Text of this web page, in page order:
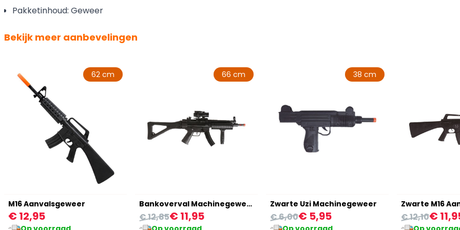
Pakketinhoud: Geweer
Bekijk meer aanbevelingen
62 cm
M16 Aanvalsgeweer
€ 12,95
66 cm
Bankoverval Machinegeweer
€ 11,95
€ 12,85
38 cm
Zwarte Uzi Machinegeweer
€ 5,95
€ 6,00
Zwarte M16
€
€ 12,10